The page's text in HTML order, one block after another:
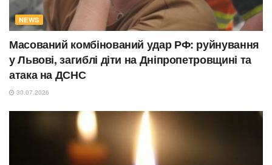
NEWS
Масований комбінований удар РФ: руйнування
у Львові, загиблі діти на Дніпропетровщині та
атака на ДСНС
30.07.2026